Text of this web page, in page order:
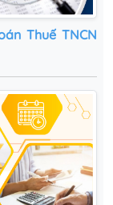
Thuế TNCN